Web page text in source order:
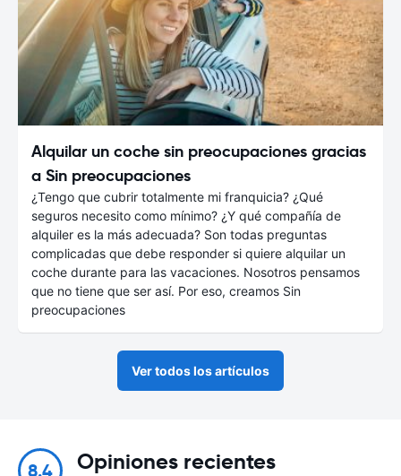
Alquilar un coche sin preocupaciones gracias
a Sin preocupaciones
¿Tengo que cubrir totalmente mi franquicia? ¿Qué
seguros necesito como mínimo? ¿Y qué compañía de
alquiler es la más adecuada? Son todas preguntas
complicadas que debe responder si quiere alquilar un
coche durante para las vacaciones. Nosotros pensamos
que no tiene que ser así. Por eso, creamos Sin
preocupaciones
Ver todos los artículos
8.4 Opiniones recientes